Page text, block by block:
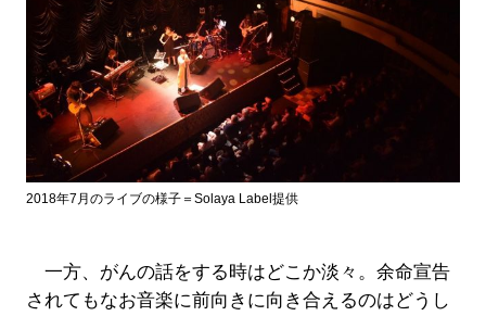
2018年7月のライブの様子＝Solaya Label提供
一方、がんの話をする時はどこか淡々。余命宣告
されてもなお音楽に前向きに向き合えるのはどうし